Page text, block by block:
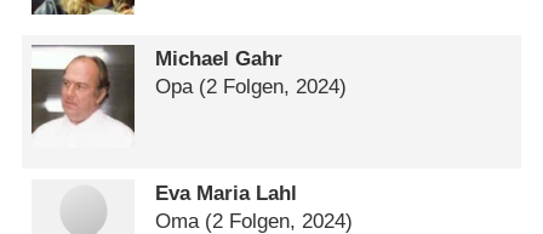
Michael Gahr
Opa(2 Folgen, 2024)
Eva Maria Lahl
Oma (2 Folgen, 2024)